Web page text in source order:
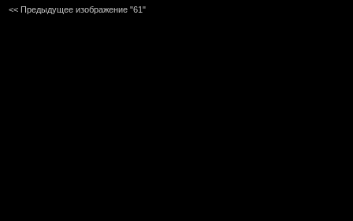
<< Предыдущее изображение "61"